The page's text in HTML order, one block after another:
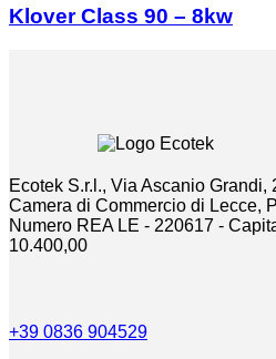
Klover Class 90 – 8kw
Ecotek S.r.l., Via Ascanio
Camera di Commercio di Lecce,
Numero REA LE - 220617 -
10.400,00
+39 0836 904529